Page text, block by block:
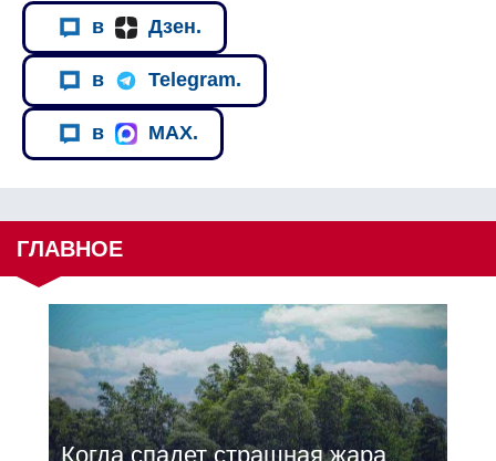
в Дзен.
в Telegram.
в MAX.
ГЛАВНОЕ
Когда спадет страшная жара,